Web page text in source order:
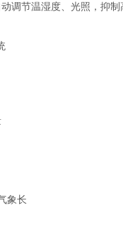
调节温湿度、光照，抑
象长